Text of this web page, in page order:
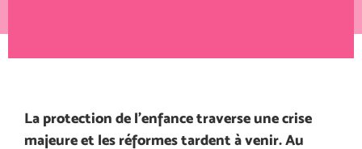
La protection de l’enfance traverse une crise
majeure et les réformes tardent à venir. Au